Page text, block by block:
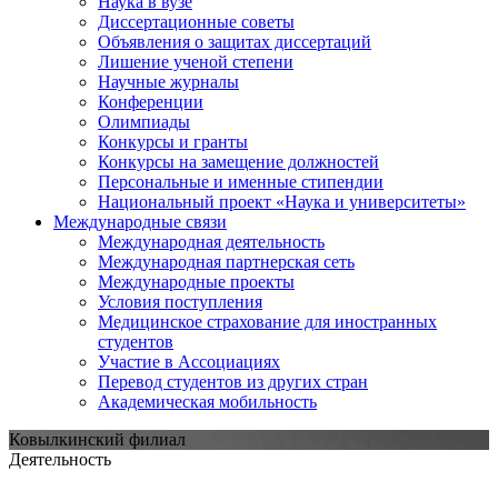
Диссертационные советы
Объявления о защитах диссертаций
Лишение ученой степени
Научные журналы
Конференции
Олимпиады
Конкурсы и гранты
Конкурсы на замещение должностей
Персональные и именные стипендии
Национальный проект «Наука и университеты»
Международные связи
Международная деятельность
Международная партнерская сеть
Международные проекты
Условия поступления
Медицинское страхование для иностранных
студентов
Участие в Ассоциациях
Перевод студентов из других стран
Академическая мобильность
Ковылкинский филиал
Деятельность